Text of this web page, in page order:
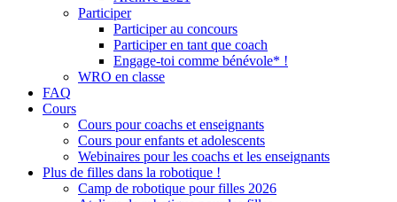
Participer
Participer au concours
Participer en tant que coach
Engage-toi comme bénévole* !
WRO en classe
FAQ
Cours
Cours pour coachs et enseignants
Cours pour enfants et adolescents
Webinaires pour les coachs et les enseignants
Plus de filles dans la robotique !
Camp de robotique pour filles 2026